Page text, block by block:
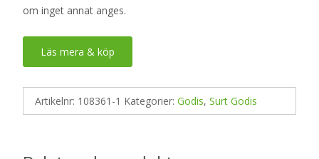
om inget annat anges.
Läs mera & köp
Artikelnr: 108361-1 Kategorier: Godis, Surt Godis